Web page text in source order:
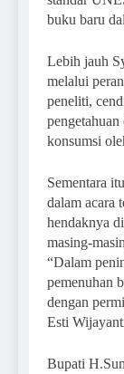
buku baru
Lebih jauh
melalui
peneliti,
konsumsi
Sementara
dalam acara
hendaknya
masing-
“Dalam
pemenuhan
dengan
Esti
Bupati